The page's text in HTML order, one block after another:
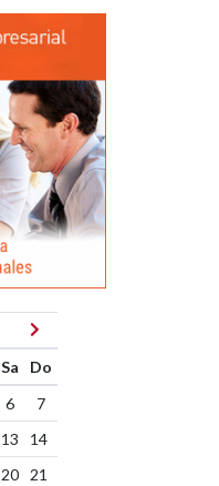
Sa
Do
6
7
13
14
20
21